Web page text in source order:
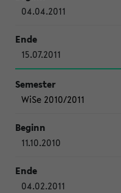
04.04.2011
15.07.2011
WiSe 2010/2011
11.10.2010
04.02.2011